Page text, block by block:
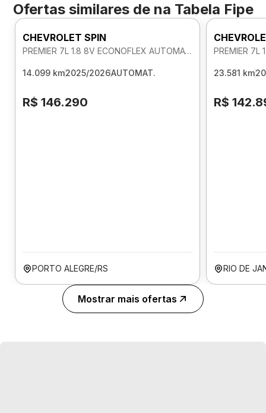
Ofertas similares de na Tabela Fipe
CHEVROLET SPIN
PREMIER 7L 1.8 8V ECONOFLEX AUTOMATICO
14.099 km2025/2026AUTOMAT.
R$ 146.290
PORTO ALEGRE/RS
23.581 km
R$
RIO DE
Mostrar mais ofertas